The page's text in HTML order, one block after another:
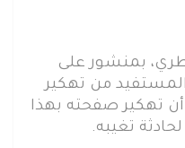
بمنشور على
من تهكير
تهكير صفحته بهذا
تغيبه.